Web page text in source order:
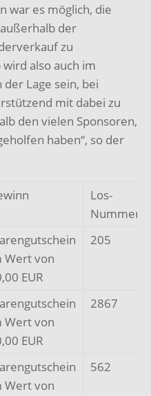
war es möglich, die
der
zu
also auch im
Lage sein, bei
mit dabei zu
den vielen Sponsoren,
haben“, so der
Los-
Nummer
Wert von
EUR
205
Wert von
EUR
2867
Wert von
562